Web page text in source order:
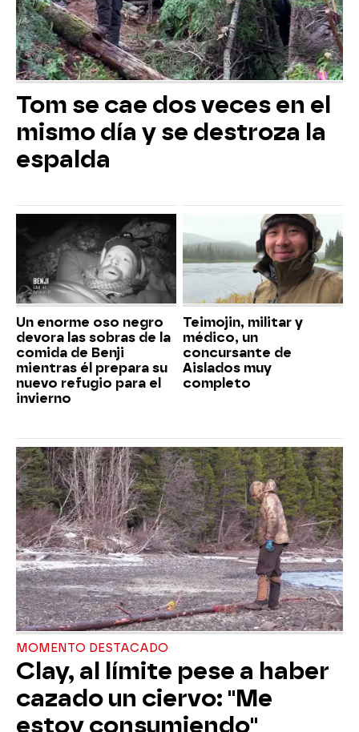
Tom se cae dos veces en el
mismo día y se destroza la
espalda
Un enorme oso negro
devora las sobras de la
comida de Benji
mientras él prepara su
nuevo refugio para el
invierno
Teimojin, militar y
médico, un
concursante de
Aislados muy
completo
MOMENTO DESTACADO
Clay, al límite pese a haber
cazado un ciervo: "Me
estoy consumiendo"